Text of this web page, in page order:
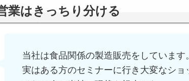
業はきっちり分ける
当社は食品関係の製造販売をしています。
実はある方のセミナーに行き大変なショ